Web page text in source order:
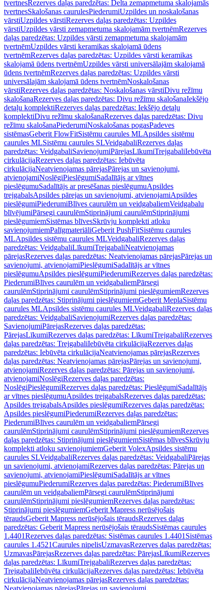
tvertnesRezerves daļas paredzētas: Delta zemapmetuma skalojamās
tvertnesSkalošanas caurulesPiederumiUzpildes un noskalošanas
vārstiUzpildes vārstiRezerves daļas paredzētas: Uzpildes
vārstiUzpildes vārsti zemapmetuma skalojamām tvertnēmRezerves
daļas paredzētas: Uzpildes vārsti zemapmetuma skalojamām
tvertnēmUzpildes vārsti keramikas skalojamā ūdens
tvertnēmRezerves daļas paredzētas: Uzpildes vārsti keramikas
skalojamā ūdens tvertnēmUzpildes vārsti universālajām skalojamā
ūdens tvertnēmRezerves daļas paredzētas: Uzpildes vārsti
universālajām skalojamā ūdens tvertnēmNoskalošanas
vārstiRezerves daļas paredzētas: Noskalošanas vārstiDivu režīmu
skalošanaRezerves daļas paredzētas: Divu režīmu skalošanaIekšējo
detaļu komplektiRezerves daļas paredzētas: Iekšējo detaļu
komplektiDivu režīmu skalošanaRezerves daļas paredzētas: Divu
režīmu skalošanaPiederumiNoskalošanas pogasPadeves
sistēmasGeberit FlowFitSistēmu caurules MLApsildes sistēmu
caurules MLSistēmu caurules SLVeidgabaliRezerves daļas
paredzētas: VeidgabaliSavienojumiPārejasLīkumiTrejgabaliIebūvēta
cirkulācijaRezerves daļas paredzētas: Iebūvēta
cirkulācijaNeatvienojamas pārejasPārejas un savienojumi,
atvienojamiNoslēgiPieslēgumiSadalītājs ar vītnes
pieslēgumuSadalītājs ar presēšanas pieslēgumuApsildes
trejgabalsApsildes pārejas un savienojumi, atvienojamiApsildes
pieslēgumiPiederumiBlīves caurulēm un veidgabaliemVeidgabalu
blīvējumiPārsegi caurulēmStiprinājumi caurulēmStiprinājumi
pieslēgumiemSistēmas blīvesSkrūvju komplekti atloku
savienojumiemPalīgmateriāliGeberit PushFitSistēmu caurules
MLApsildes sistēmu caurules MLVeidgabaliRezerves daļas
paredzētas: VeidgabaliLīkumiTrejgabaliNeatvienojamas
pārejasRezerves daļas paredzētas: Neatvienojamas pārejasPārejas un
savienojumi, atvienojamiPieslēgumiSadalītājs ar vītnes
pieslēgumuApsildes pieslēgumiPiederumiRezerves daļas paredzētas:
PiederumiBlīves caurulēm un veidgabaliemPārsegi
caurulēmStiprinājumi caurulēmStiprinājumi pieslēgumiemRezerves
daļas paredzētas: Stiprinājumi pieslēgumiemGeberit MeplaSistēmu
caurules MLApsildes sistēmu caurules MLVeidgabaliRezerves daļas
paredzētas: VeidgabaliSavienojumiRezerves daļas paredzētas:
SavienojumiPārejasRezerves daļas paredzētas:
PārejasLīkumiRezerves daļas paredzētas: LīkumiTrejgabaliRezerves
daļas paredzētas: TrejgabaliIebūvēta cirkulācijaRezerves daļas
paredzētas: Iebūvēta cirkulācijaNeatvienojamas pārejasRezerves
daļas paredzētas: Neatvienojamas pārejasPārejas un savienojumi,
atvienojamiRezerves daļas paredzētas: Pārejas un savienojumi,
atvienojamiNoslēgiRezerves daļas paredzētas:
NoslēgiPieslēgumiRezerves daļas paredzētas: PieslēgumiSadalītājs
ar vītnes pieslēgumuApsildes trejgabalsRezerves daļas paredzētas:
Apsildes trejgabalsApsildes pieslēgumiRezerves daļas paredzētas:
Apsildes pieslēgumiPiederumiRezerves daļas paredzētas:
PiederumiBlīves caurulēm un veidgabaliemPārsegi
caurulēmStiprinājumi caurulēmStiprinājumi pieslēgumiemRezerves
daļas paredzētas: Stiprinājumi pieslēgumiemSistēmas blīvesSkrūvju
komplekti atloku savienojumiemGeberit VolexApsildes sistēmu
caurules SLVeidgabaliRezerves daļas paredzētas: VeidgabaliPārejas
un savienojumi, atvienojamiRezerves daļas paredzētas: Pārejas un
savienojumi, atvienojamiPieslēgumiSadalītājs ar vītnes
pieslēgumuPiederumiRezerves daļas paredzētas: PiederumiBlīves
caurulēm un veidgabaliemPārsegi caurulēmStiprinājumi
caurulēmStiprinājumi pieslēgumiemRezerves daļas paredzētas:
Stiprinājumi pieslēgumiemGeberit Mapress nerūsējošais
tēraudsGeberit Mapress nerūsējošais tēraudsRezerves daļas
paredzētas: Geberit Mapress nerūsējošais tēraudsSistēmas caurules
1.4401Rezerves daļas paredzētas: Sistēmas caurules 1.4401 Sistēmas
caurules 1.4521Caurules nipelisUzmavasRezerves daļas paredzētas:
UzmavasPārejasRezerves daļas paredzētas: PārejasLīkumiRezerves
daļas paredzētas: LīkumiTrejgabaliRezerves daļas paredzētas:
TrejgabaliIebūvēta cirkulācijaRezerves daļas paredzētas: Iebūvēta
cirkulācijaNeatvienojamas pārejasRezerves daļas paredzētas:
Neatvienojamas pārejasPārejas un savienojumi,